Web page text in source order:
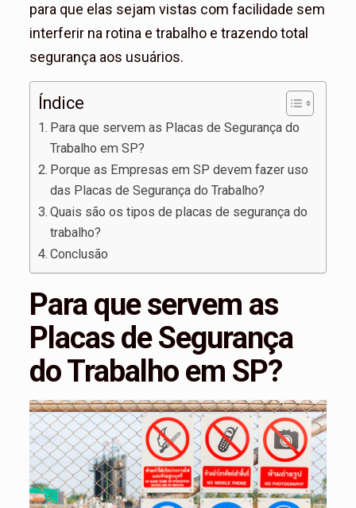
para que elas sejam vistas com facilidade sem
interferir na rotina e trabalho e trazendo total
segurança aos usuários.
Índice
Para que servem as Placas de Segurança do
Trabalho em SP?
Porque as Empresas em SP devem fazer uso
das Placas de Segurança do Trabalho?
Quais são os tipos de placas de segurança do
trabalho?
Conclusão
Para que servem as
Placas de Segurança
do Trabalho em SP?